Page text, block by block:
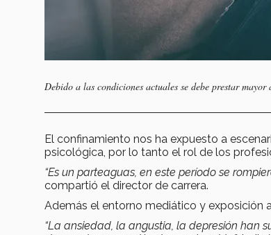
Debido a las condiciones actuales se debe prestar
El confinamiento nos ha expuesto a
psicológica, por lo tanto el rol de los
“Es un parteaguas, en este período se
compartió el director de carrera.
Además el entorno mediático y exposición
“La ansiedad, la angustia, la depresión han